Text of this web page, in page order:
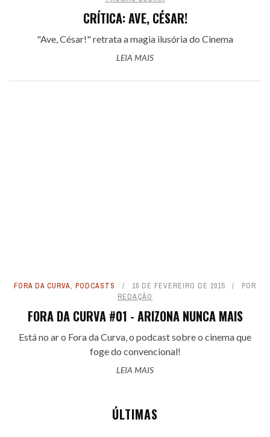
CRÍTICA: AVE, CÉSAR!
"Ave, César!" retrata a magia ilusória do Cinema
LEIA MAIS
FORA DA CURVA, PODCASTS 10 DE FEVEREIRO DE 2015
POR
REDAÇÃO
FORA DA CURVA #01 - ARIZONA NUNCA MAIS
Está no ar o Fora da Curva, o podcast sobre o cinema que
foge do convencional!
LEIA MAIS
ÚLTIMAS